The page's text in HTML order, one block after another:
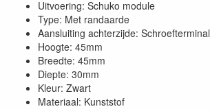
Uitvoering: Schuko module
Type: Met randaarde
Aansluiting achterzijde: Schroefterminal
Hoogte: 45mm
Breedte: 45mm
Diepte: 30mm
Kleur: Zwart
Materiaal: Kunststof